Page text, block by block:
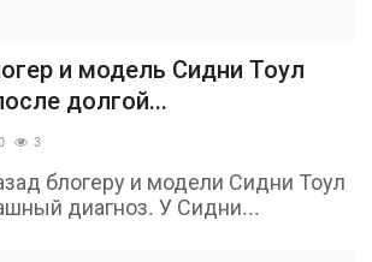
и модель Сидни Тоул
долгой...
3
блогеру и модели Сидни Тоул
диагноз. У Сидни...